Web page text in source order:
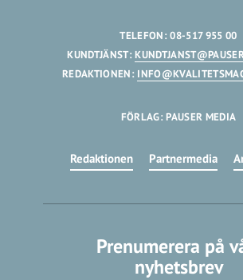
TELEFON: 08-517 955 00
KUNDTJÄNST:
REDAKTIONEN:
FÖRLAG: PAUSER MEDIA
Redaktionen Partnermedia
Prenumerera på
nyhetsbrev